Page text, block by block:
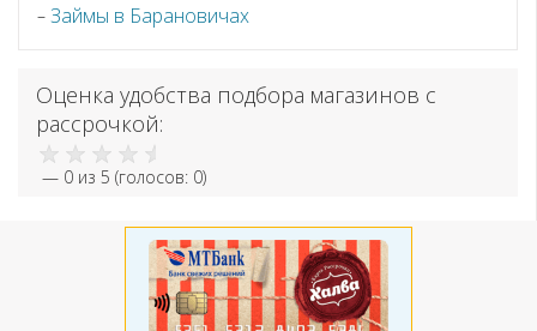
Займы в Барановичах
Оценка удобства подбора магазинов с
рассрочкой:
— 0 из 5 (голосов: 0)